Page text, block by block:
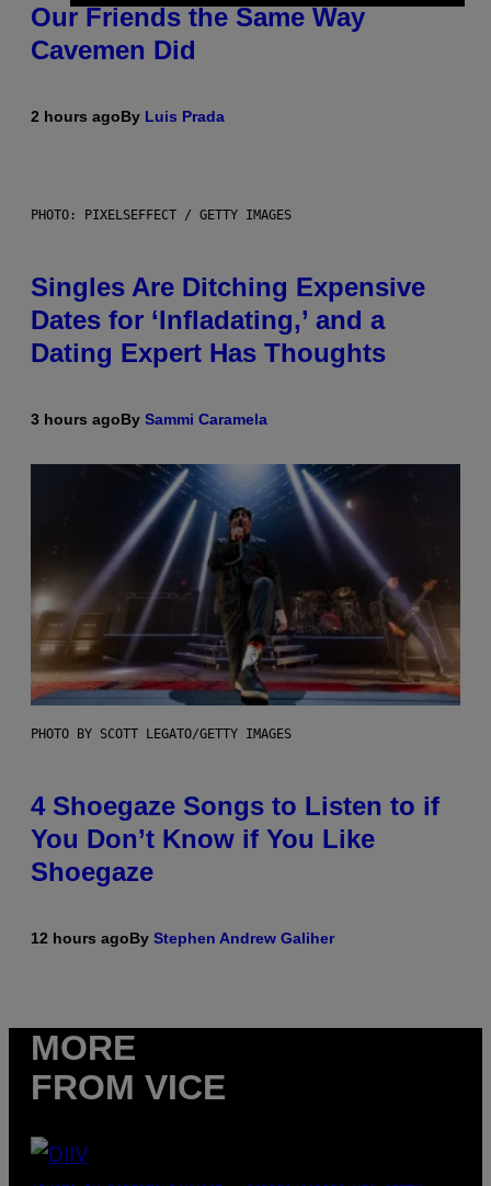
Our Friends the Same Way
Cavemen Did
2 hours agoBy Luis Prada
PHOTO: PIXELSEFFECT / GETTY IMAGES
Singles Are Ditching Expensive
Dates for ‘Infladating,’ and a
Dating Expert Has Thoughts
3 hours agoBy Sammi Caramela
PHOTO BY SCOTT LEGATO/GETTY IMAGES
4 Shoegaze Songs to Listen to if
You Don’t Know if You Like
Shoegaze
12 hours agoBy Stephen Andrew Galiher
MORE
FROM VICE